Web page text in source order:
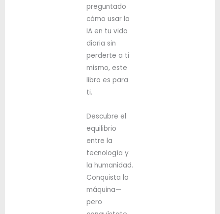
preguntado
cómo usar la
IA en tu vida
diaria sin
perderte a ti
mismo, este
libro es para
ti.
Descubre el
equilibrio
entre la
tecnología y
la humanidad.
Conquista la
máquina—
pero